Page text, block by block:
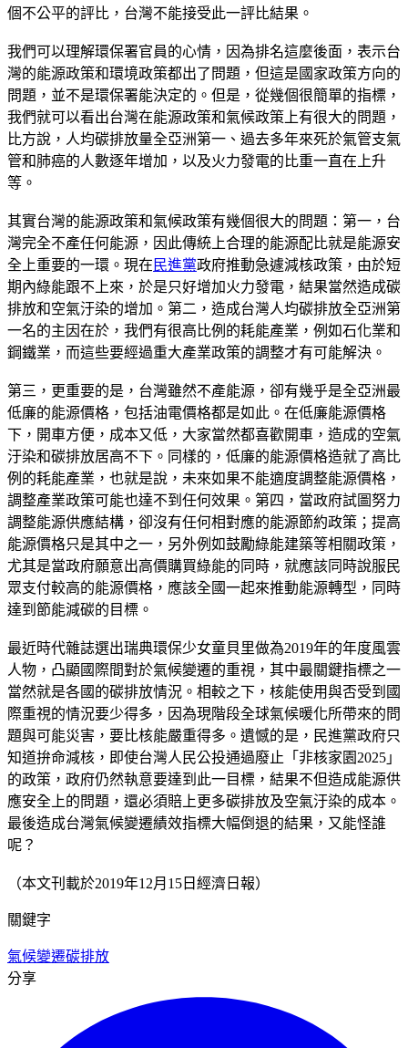
個不公平的評比，台灣不能接受此一評比結果。
我們可以理解環保署官員的心情，因為排名這麼後面，表示台
灣的能源政策和環境政策都出了問題，但這是國家政策方向的
問題，並不是環保署能決定的。但是，從幾個很簡單的指標，
我們就可以看出台灣在能源政策和氣候政策上有很大的問題，
比方說，人均碳排放量全亞洲第一、過去多年來死於氣管支氣
管和肺癌的人數逐年增加，以及火力發電的比重一直在上升
等。
其實台灣的能源政策和氣候政策有幾個很大的問題：第一，台
灣完全不產任何能源，因此傳統上合理的能源配比就是能源安
全上重要的一環。現在 民進黨政府推動急遽減核政策，由於短
期內綠能跟不上來，於是只好增加火力發電，結果當然造成碳
排放和空氣汙染的增加。第二，造成台灣人均碳排放全亞洲第
一名的主因在於，我們有很高比例的耗能產業，例如石化業和
鋼鐵業，而這些要經過重大產業政策的調整才有可能解決。
第三，更重要的是，台灣雖然不產能源，卻有幾乎是全亞洲最
低廉的能源價格，包括油電價格都是如此。在低廉能源價格
下，開車方便，成本又低，大家當然都喜歡開車，造成的空氣
汙染和碳排放居高不下。同樣的，低廉的能源價格造就了高比
例的耗能產業，也就是說，未來如果不能適度調整能源價格，
調整產業政策可能也達不到任何效果。第四，當政府試圖努力
調整能源供應結構，卻沒有任何相對應的能源節約政策；提高
能源價格只是其中之一，另外例如鼓勵綠能建築等相關政策，
尤其是當政府願意出高價購買綠能的同時，就應該同時說服民
眾支付較高的能源價格，應該全國一起來推動能源轉型，同時
達到節能減碳的目標。
最近時代雜誌選出瑞典環保少女童貝里做為2019年的年度風雲
人物，凸顯國際間對於氣候變遷的重視，其中最關鍵指標之一
當然就是各國的碳排放情況。相較之下，核能使用與否受到國
際重視的情況要少得多，因為現階段全球氣候暖化所帶來的問
題與可能災害，要比核能嚴重得多。遺憾的是，民進黨政府只
知道拚命減核，即使台灣人民公投通過廢止「非核家園2025」
的政策，政府仍然執意要達到此一目標，結果不但造成能源供
應安全上的問題，還必須賠上更多碳排放及空氣汙染的成本。
最後造成台灣氣候變遷績效指標大幅倒退的結果，又能怪誰
呢？
（本文刊載於2019年12月15日經濟日報）
關鍵字
氣候變遷碳排放
分享